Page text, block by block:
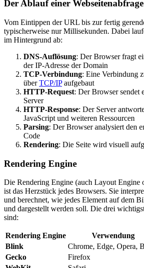
Der Ablauf einer Webseitenabfrage
Vom Eintippen der URL bis zur fertig
typischerweise nur Millisekunden. Dabei
im Hintergrund ab:
DNS-Auflösung: Der Browser fragt
der IP-Adresse der Domain
TCP-Verbindung: Eine Verbindung
überTCP/IPaufgebaut
HTTP-Request: Der Browser sendet
Server
HTTP-Response: Der Server
JavaScript und weiteren Ressourcen
Parsing: Der Browser analysiert den
Code
Rendering: Die Seite wird visuell
Rendering Engine
Die Rendering Engine (auch Layout Engine
ist das Herzstück jedes Browsers. Sie
und berechnet, wie jedes Element auf dem
und dargestellt werden soll. Die drei
sind:
Rendering Engine
Verwendung
Blink
Chrome, Edge, Opera,
Gecko
Firefox